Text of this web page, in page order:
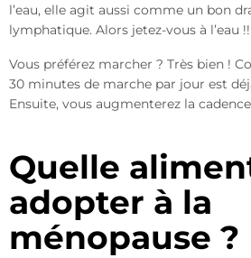
l’eau, elle agit aussi comme un bon
lymphatique. Alors jetez-vous à l’eau !!
Vous préférez marcher ? Très bien !
30 minutes de marche par jour est
Ensuite, vous augmenterez la
Quelle
adopter à la
ménopause ?